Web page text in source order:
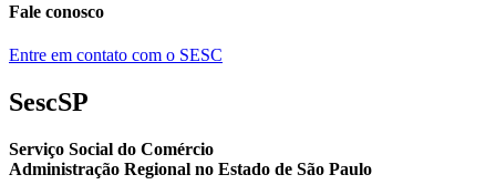
Fale conosco
Entre em contato com o SESC
SescSP
Serviço Social do Comércio
Administração Regional no Estado de São Paulo